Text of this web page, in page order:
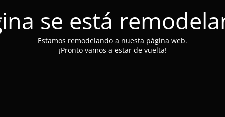
se está
Estamos remodelando a nuesta página web.
¡Pronto vamos a estar de vuelta!